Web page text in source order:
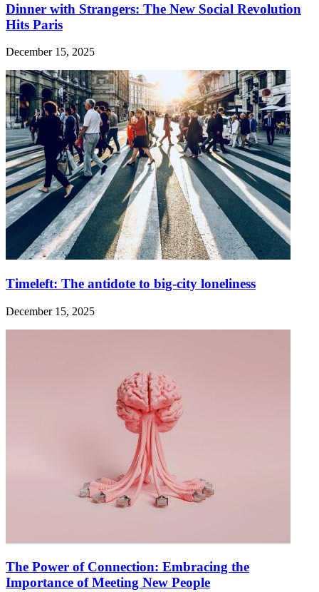
Dinner with Strangers: The New Social Revolution
Hits Paris
December 15, 2025
Timeleft: The antidote to big-city loneliness
December 15, 2025
The Power of Connection: Embracing the
Importance of Meeting New People